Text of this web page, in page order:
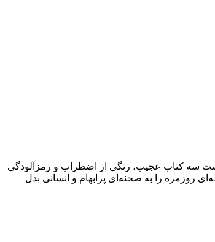
سه کتاب عجیب، رنگی از اضطراب و رمزآلودگی
روزمره را به صحنه‌ای پرابهام و انسانی بدل